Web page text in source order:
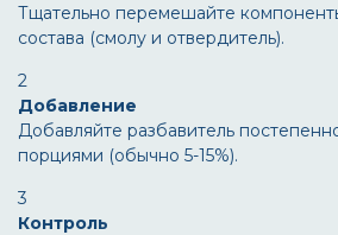
Тщательно перемешайте
состава (смолу и отвердитель).
2
Добавление
Добавляйте разбавитель
порциями (обычно 5-15%).
3
Контроль